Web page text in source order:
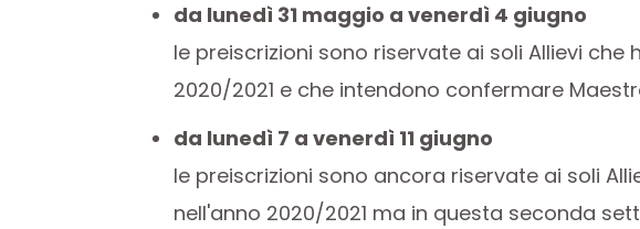
da lunedì 31 maggio a venerdì 4 giugno
le preiscrizioni sono riservate ai soli Allievi
2020/2021 e che intendono confermare
da lunedì 7 a venerdì 11 giugno
le preiscrizioni sono ancora riservate ai soli
nell'anno 2020/2021 ma in questa seconda